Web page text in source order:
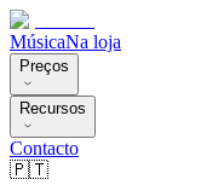
MúsicaNa loja
Preços
Recursos
Contacto
🇵🇹